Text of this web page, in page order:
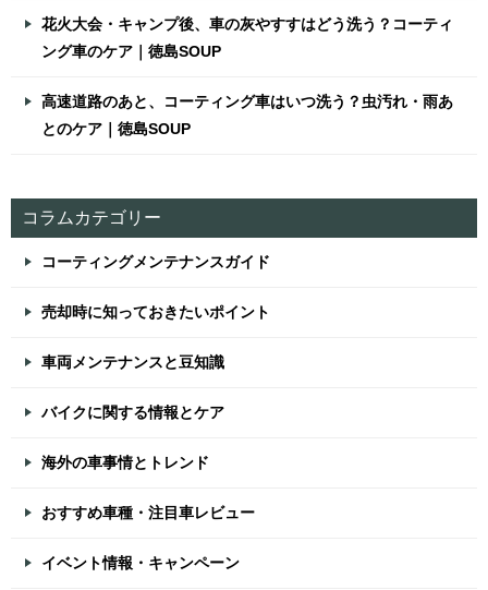
花火大会・キャンプ後、車の灰やすすはどう洗う？コーティ
ング車のケア｜徳島SOUP
高速道路のあと、コーティング車はいつ洗う？虫汚れ・雨あ
とのケア｜徳島SOUP
コラムカテゴリー
コーティングメンテナンスガイド
売却時に知っておきたいポイント
車両メンテナンスと豆知識
バイクに関する情報とケア
海外の車事情とトレンド
おすすめ車種・注目車レビュー
イベント情報・キャンペーン